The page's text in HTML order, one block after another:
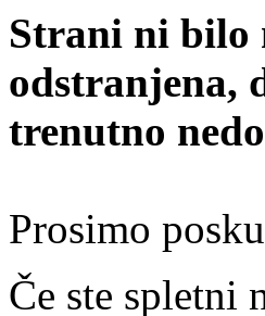
Strani ni bilo
odstranjena,
trenutno
Prosimo
Če ste spletni